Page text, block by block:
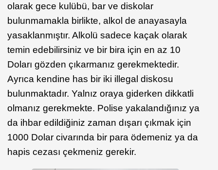
olarak gece kulübü, bar ve diskolar
bulunmamakla birlikte, alkol de anayasayla
yasaklanmıştır. Alkolü sadece kaçak olarak
temin edebilirsiniz ve bir bira için en az 10
Doları gözden çıkarmanız gerekmektedir.
Ayrıca kendine has bir iki illegal diskosu
bulunmaktadır. Yalnız oraya giderken dikkatli
olmanız gerekmekte. Polise yakalandığınız ya
da ihbar edildiğiniz zaman dışarı çıkmak için
1000 Dolar civarında bir para ödemeniz ya da
hapis cezası çekmeniz gerekir.